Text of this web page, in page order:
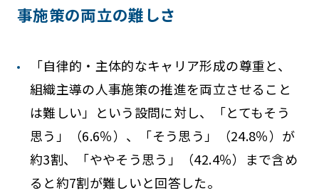
事施策の両立の難しさ
「自律的・主体的なキャリア形成の尊重と、
組織主導の人事施策の推進を両立させること
は難しい」という設問に対し、「とてもそう
思う」（6.6％）、「そう思う」（24.8％）が
約3割、「ややそう思う」（42.4％）まで含め
ると約7割が難しいと回答した。